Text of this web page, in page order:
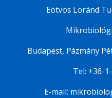
Eötvös Loránd
Budapest, Pázmány
Tel: +36-
E-mail: